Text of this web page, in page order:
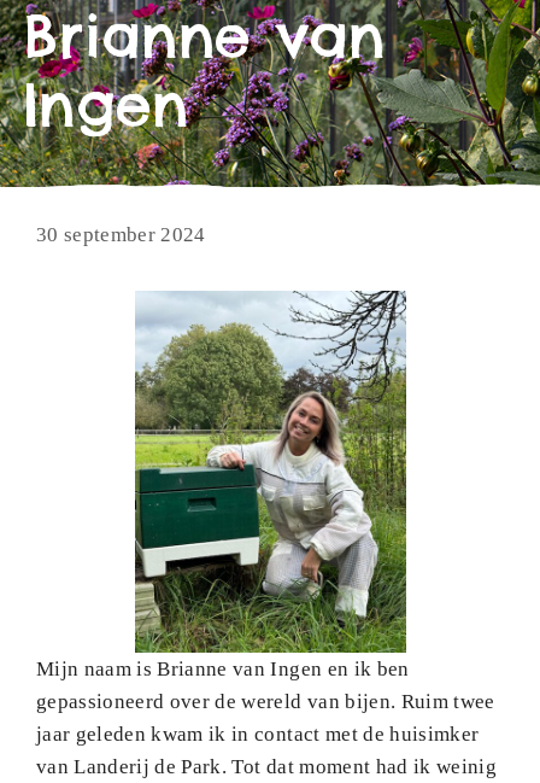
Brianne van
Ingen
30 september 2024
Mijn naam is Brianne van Ingen en ik ben
gepassioneerd over de wereld van bijen. Ruim twee
jaar geleden kwam ik in contact met de huisimker
van Landerij de Park. Tot dat moment had ik weinig